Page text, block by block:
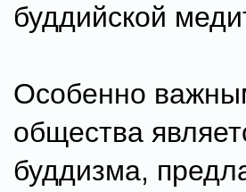
буддийской
Особенно
общества
буддизма,